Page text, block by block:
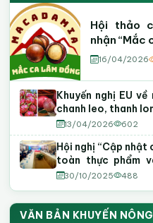
Hội thảo
nhận “Mắc
16/04/2026
Khuyến nghị EU
chanh leo, thanh
13/04/2026 602
Hội nghị “Cập nhật
toàn thực phẩm
(SPS) trong Hiệp
30/10/2025 488
VĂN BẢN KHUYẾN NÔNG